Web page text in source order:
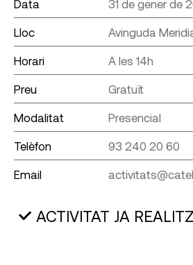
Data 31 de gener de
Lloc Avinguda
Horari A les 14h
Preu Gratuït
Modalitat Presencial
Telèfon 93 240 20 60
Email
ACTIVITAT JA